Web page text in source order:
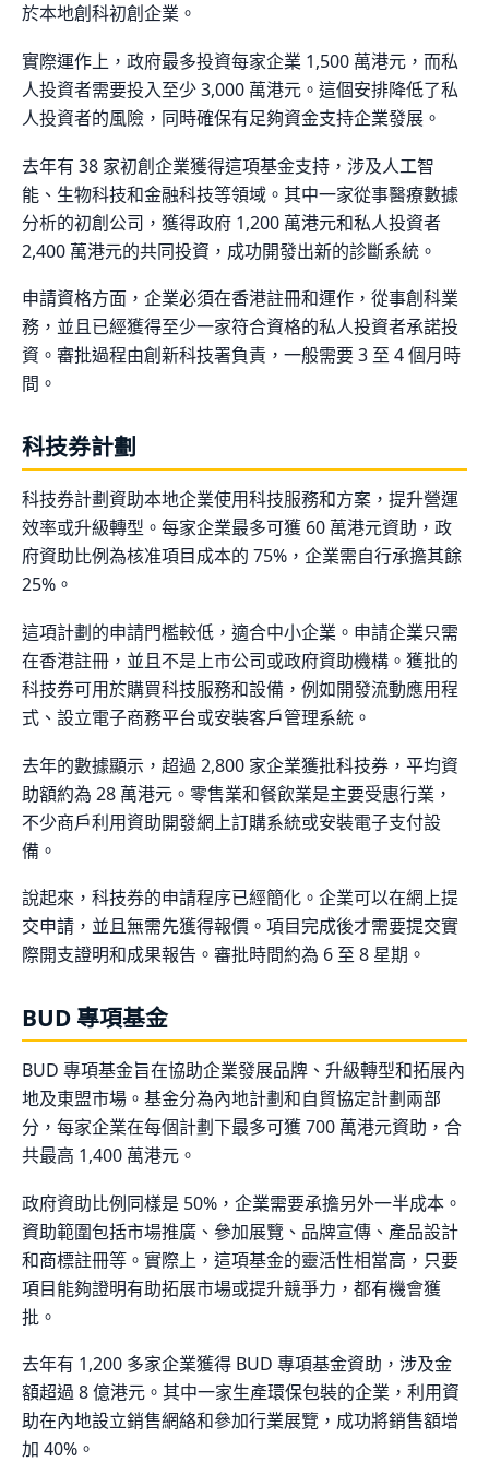
於本地創科初創企業。
實際運作上，政府最多投資每家企業 1,500 萬港元，而私
人投資者需要投入至少 3,000 萬港元。這個安排降低了私
人投資者的風險，同時確保有足夠資金支持企業發展。
去年有 38 家初創企業獲得這項基金支持，涉及人工智
能、生物科技和金融科技等領域。其中一家從事醫療數據
分析的初創公司，獲得政府 1,200 萬港元和私人投資者
2,400 萬港元的共同投資，成功開發出新的診斷系統。
申請資格方面，企業必須在香港註冊和運作，從事創科業
務，並且已經獲得至少一家符合資格的私人投資者承諾投
資。審批過程由創新科技署負責，一般需要 3 至 4 個月時
間。
科技券計劃
科技券計劃資助本地企業使用科技服務和方案，提升營運
效率或升級轉型。每家企業最多可獲 60 萬港元資助，政
府資助比例為核准項目成本的 75%，企業需自行承擔其餘
25%。
這項計劃的申請門檻較低，適合中小企業。申請企業只需
在香港註冊，並且不是上市公司或政府資助機構。獲批的
科技券可用於購買科技服務和設備，例如開發流動應用程
式、設立電子商務平台或安裝客戶管理系統。
去年的數據顯示，超過 2,800 家企業獲批科技券，平均資
助額約為 28 萬港元。零售業和餐飲業是主要受惠行業，
不少商戶利用資助開發網上訂購系統或安裝電子支付設
備。
說起來，科技券的申請程序已經簡化。企業可以在網上提
交申請，並且無需先獲得報價。項目完成後才需要提交實
際開支證明和成果報告。審批時間約為 6 至 8 星期。
BUD 專項基金
BUD 專項基金旨在協助企業發展品牌、升級轉型和拓展內
地及東盟市場。基金分為內地計劃和自貿協定計劃兩部
分，每家企業在每個計劃下最多可獲 700 萬港元資助，合
共最高 1,400 萬港元。
政府資助比例同樣是 50%，企業需要承擔另外一半成本。
資助範圍包括市場推廣、參加展覽、品牌宣傳、產品設計
和商標註冊等。實際上，這項基金的靈活性相當高，只要
項目能夠證明有助拓展市場或提升競爭力，都有機會獲
批。
去年有 1,200 多家企業獲得 BUD 專項基金資助，涉及金
額超過 8 億港元。其中一家生產環保包裝的企業，利用資
助在內地設立銷售網絡和參加行業展覽，成功將銷售額增
加 40%。